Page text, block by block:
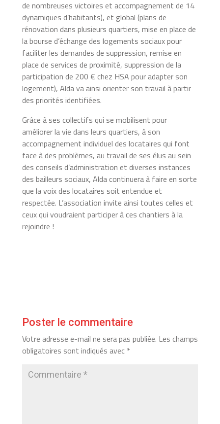
de nombreuses victoires et accompagnement de 14
dynamiques d’habitants), et global (plans de
rénovation dans plusieurs quartiers, mise en place de
la bourse d’échange des logements sociaux pour
faciliter les demandes de suppression, remise en
place de services de proximité, suppression de la
participation de 200 € chez HSA pour adapter son
logement), Alda va ainsi orienter son travail à partir
des priorités identifiées.
Grâce à ses collectifs qui se mobilisent pour
améliorer la vie dans leurs quartiers, à son
accompagnement individuel des locataires qui font
face à des problèmes, au travail de ses élus au sein
des conseils d’administration et diverses instances
des bailleurs sociaux, Alda continuera à faire en sorte
que la voix des locataires soit entendue et
respectée. L’association invite ainsi toutes celles et
ceux qui voudraient participer à ces chantiers à la
rejoindre !
Poster le commentaire
Votre adresse e-mail ne sera pas publiée. Les champs
obligatoires sont indiqués avec *